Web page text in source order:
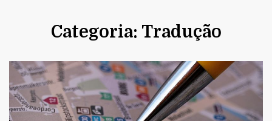
Categoria: Tradução